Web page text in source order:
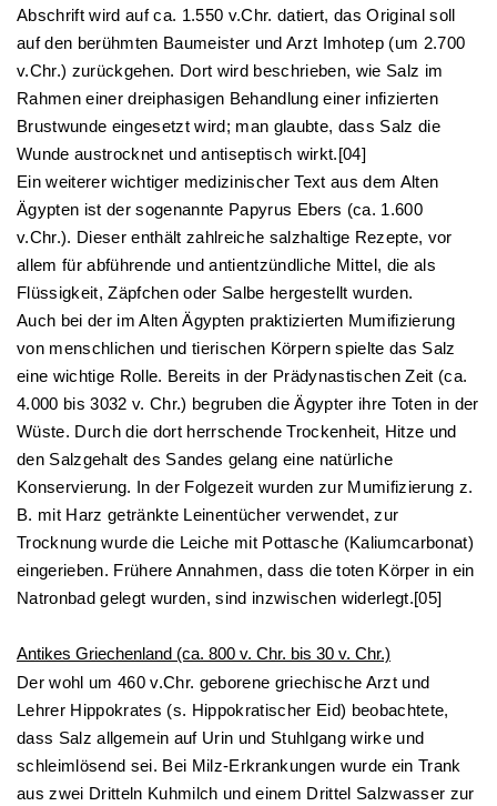
Abschrift wird auf ca. 1.550 v.Chr. datiert, das Original soll
auf den berühmten Baumeister und Arzt Imhotep (um 2.700
v.Chr.) zurückgehen. Dort wird beschrieben, wie Salz im
Rahmen einer dreiphasigen Behandlung einer infizierten
Brustwunde eingesetzt wird; man glaubte, dass Salz die
Wunde austrocknet und antiseptisch wirkt.[04]
Ein weiterer wichtiger medizinischer Text aus dem Alten
Ägypten ist der sogenannte Papyrus Ebers (ca. 1.600
v.Chr.). Dieser enthält zahlreiche salzhaltige Rezepte, vor
allem für abführende und antientzündliche Mittel, die als
Flüssigkeit, Zäpfchen oder Salbe hergestellt wurden.
Auch bei der im Alten Ägypten praktizierten Mumifizierung
von menschlichen und tierischen Körpern spielte das Salz
eine wichtige Rolle. Bereits in der Prädynastischen Zeit (ca.
4.000 bis 3032 v. Chr.) begruben die Ägypter ihre Toten in der
Wüste. Durch die dort herrschende Trockenheit, Hitze und
den Salzgehalt des Sandes gelang eine natürliche
Konservierung. In der Folgezeit wurden zur Mumifizierung z.
B. mit Harz getränkte Leinentücher verwendet, zur
Trocknung wurde die Leiche mit Pottasche (Kaliumcarbonat)
eingerieben. Frühere Annahmen, dass die toten Körper in ein
Natronbad gelegt wurden, sind inzwischen widerlegt.[05]
Antikes Griechenland (ca. 800 v. Chr. bis 30 v. Chr.)
Der wohl um 460 v.Chr. geborene griechische Arzt und
Lehrer Hippokrates (s. Hippokratischer Eid) beobachtete,
dass Salz allgemein auf Urin und Stuhlgang wirke und
schleimlösend sei. Bei Milz-Erkrankungen wurde ein Trank
aus zwei Dritteln Kuhmilch und einem Drittel Salzwasser zur